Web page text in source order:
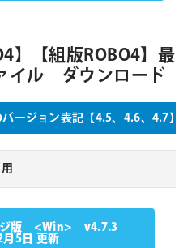
】【組版ROBO4】最
イル ダウンロード
ージョン表記【4.5、4.6、4.7】
ージ版 <Win> v4.7.3
5日 更新